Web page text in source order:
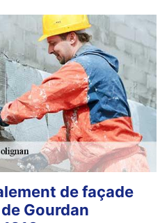
de façade
Gourdan